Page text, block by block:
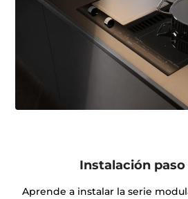
Instalación paso
Aprende a instalar la serie